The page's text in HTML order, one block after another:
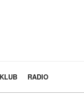
RADIO